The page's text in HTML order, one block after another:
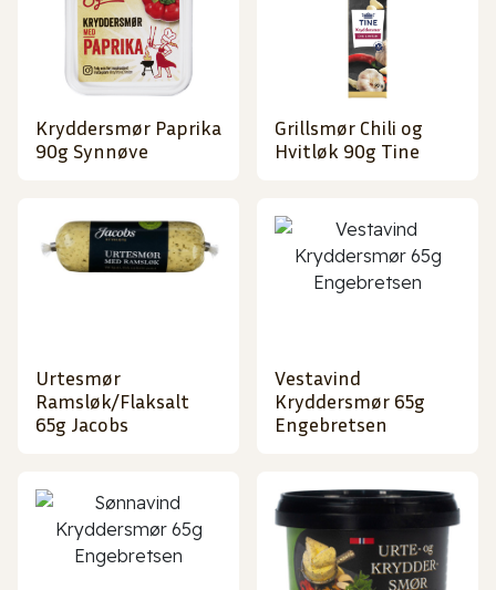
Kryddersmør Paprika
90g Synnøve
Grillsmør Chili og
Hvitløk 90g Tine
Urtesmør
Ramsløk/Flaksalt
65g Jacobs
Vestavind
Kryddersmør 65g
Engebretsen